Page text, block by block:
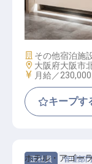
セールス＆マ
施設業態
その他宿泊施
勤務地
大阪府大阪市
給与
月給／
キープす
正社員 管理部
ホテル・アゴー